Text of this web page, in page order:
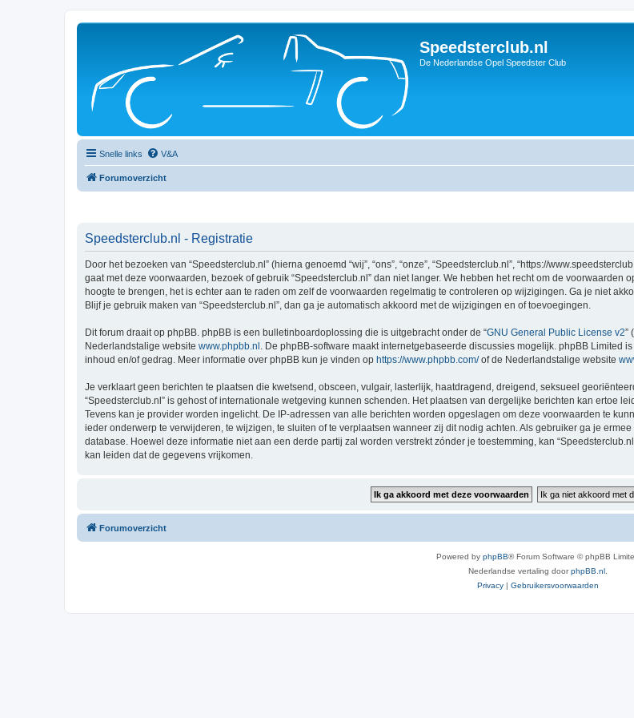
Speedsterclub.nl
De Nederlandse Opel Speedster Club
Snelle links V&A
Forumoverzicht
Speedsterclub.nl - Registratie
Door het bezoeken van “Speedsterclub.nl” (hierna genoemd “wij”, “ons”, “onze”, “Speedsterclub.nl”, “https://
gaat met deze voorwaarden, bezoek of gebruik “Speedsterclub.nl” dan niet langer. We hebben het recht om de
hoogte te brengen, het is echter aan te raden om zelf de voorwaarden regelmatig te controleren op wijzigingen. Ga je niet
Blijf je gebruik maken van “Speedsterclub.nl”, dan ga je automatisch akkoord met de wijzigingen en of toevoegingen.
Dit forum draait op phpBB. phpBB is een bulletinboardoplossing die is uitgebracht onder de “GNU General Public License v2”
Nederlandstalige website www.phpbb.nl . De phpBB-software maakt internetgebaseerde discussies mogelijk. phpBB
inhoud en/of gedrag. Meer informatie over phpBB kun je vinden op https://www.phpbb.com/of de Nederlandstalige website
Je verklaart geen berichten te plaatsen die kwetsend, obsceen, vulgair, lasterlijk, haatdragend, dreigend, seksueel
“Speedsterclub.nl” is gehost of internationale wetgeving kunnen schenden. Het plaatsen van dergelijke berichten kan ertoe
Tevens kan je provider worden ingelicht. De IP-adressen van alle berichten worden opgeslagen om deze voorwaarden te
ieder onderwerp te verwijderen, te wijzigen, te sluiten of te verplaatsen wanneer zij dit nodig achten. Als gebruiker ga je
database. Hoewel deze informatie niet aan een derde partij zal worden verstrekt zónder je toestemming, kan
kan leiden dat de gegevens vrijkomen.
Forumoverzicht
Powered by phpBB® Forum Software © phpBB
Nederlandse vertaling doorphpBB.nl
Privacy | Gebruikersvoorwaarden